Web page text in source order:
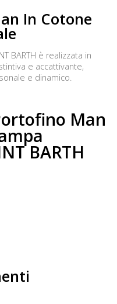
In Cotone
BARTH è realizzata in
e accattivante,
e dinamico.
Man
BARTH